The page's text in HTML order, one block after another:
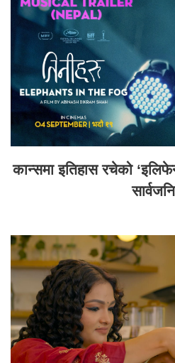
कान्समा इतिहास रचेको